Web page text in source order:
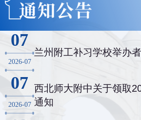
07
2026-07
兰州附工补习学校举办
07
2026-07
西北师大附中关于领取
通知